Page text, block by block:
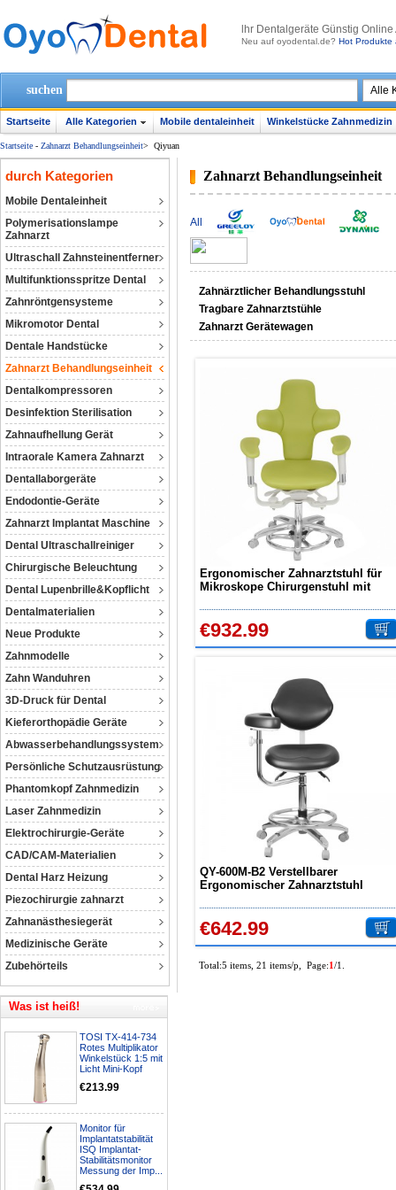
lhr Dentalgeräte Günstig
Neu auf oyodental.de? Hot Produkte
suchen
Startseite Alle Kategorien Mobile dentaleinheit Winkelstücke Zahnmedizin
Startseite - Zahnarzt Behandlungseinheit> Qiyuan
durch Kategorien
Mobile Dentaleinheit
Polymerisationslampe
Zahnarzt
Ultraschall Zahnsteinentferner
Multifunktionsspritze Dental
Zahnröntgensysteme
Mikromotor Dental
Dentale Handstücke
Zahnarzt Behandlungseinheit
Dentalkompressoren‎
Desinfektion Sterilisation
Zahnaufhellung Gerät
Intraorale Kamera Zahnarzt
Dentallaborgeräte
Endodontie-Geräte
Zahnarzt Implantat Maschine
Dental Ultraschallreiniger
Chirurgische Beleuchtung
Dental Lupenbrille&Kopflicht
Dentalmaterialien
Neue Produkte
Zahnmodelle
Zahn Wanduhren
3D-Druck für Dental
Kieferorthopädie Geräte
Abwasserbehandlungssystem
Persönliche Schutzausrüstung
Phantomkopf Zahnmedizin
Laser Zahnmedizin
Elektrochirurgie-Geräte
CAD/CAM-Materialien
Dental Harz Heizung
Piezochirurgie zahnarzt
Zahnanästhesiegerät
Medizinische Geräte
Zubehörteils
Was ist heiß!
TOSI TX-414-734
Rotes Multiplikator
Winkelstück 1:5 mit
Licht Mini-Kopf
€213.99
Monitor für
Implantatstabilität
ISQ Implantat-
Stabilitätsmonitor
Messung der Imp...
Zahnarzt Behandlungseinheit
All
Zahnärztlicher Behandlungsstuhl
Tragbare Zahnarztstühle
Zahnarzt Gerätewagen
Ergonomischer Zahnarztstuhl für
Mikroskope Chirurgenstuhl mit
€932.99
QY-600M-B2 Verstellbarer
Ergonomischer Zahnarztstuhl
Armlehne 360° Drehbar
€642.99
Total:5 items, 21 items/p, Page:1/1.